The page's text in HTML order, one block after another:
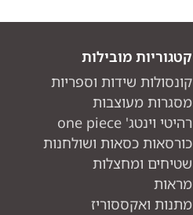
קטגוריות מובילות
קונסולות שידות וספריות
מסגרות מעוצבות
רהיטי וינטג' one piece
כורסאות כסאות ושולחנות
שטיחים ומחצלות
מראות
מתנות ואקססוריז